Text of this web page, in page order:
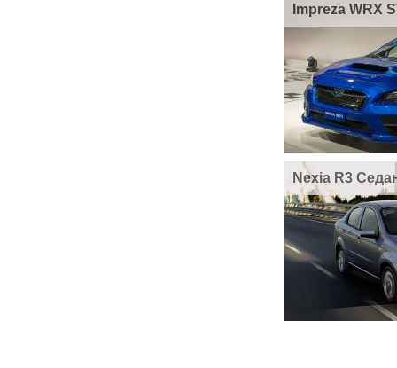
Impreza WRX
Nexia R3